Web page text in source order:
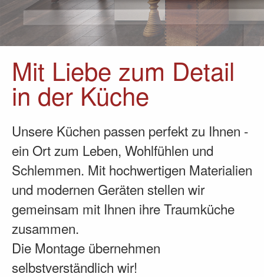
Mit Liebe zum Detail
in der Küche
Unsere Küchen passen perfekt zu Ihnen -
ein Ort zum Leben, Wohlfühlen und
Schlemmen. Mit hochwertigen Materialien
und modernen Geräten stellen wir
gemeinsam mit Ihnen ihre Traumküche
zusammen.
Die Montage übernehmen
selbstverständlich wir!